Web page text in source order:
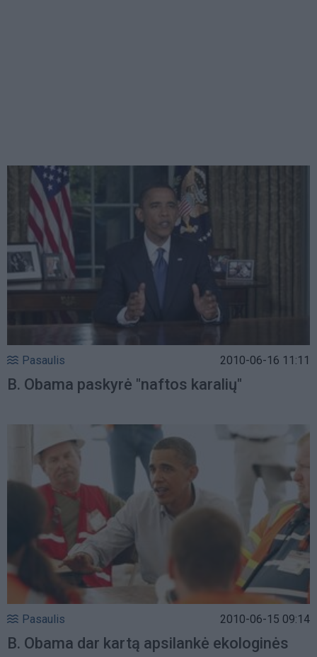
Pasaulis 2010-06-16 11:11
B. Obama paskyrė "naftos karalių"
Pasaulis 2010-06-15 09:14
B. Obama dar kartą apsilankė ekologinės